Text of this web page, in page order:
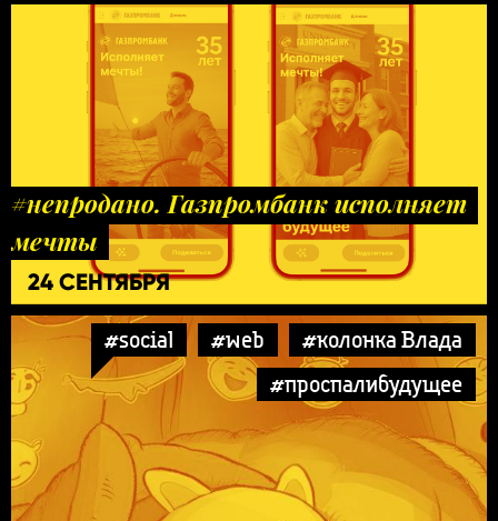
#непродано. Газпромбанк исполняет
мечты
24 СЕНТЯБРЯ
#social #web
#колонка Влада
#проспалибудущее